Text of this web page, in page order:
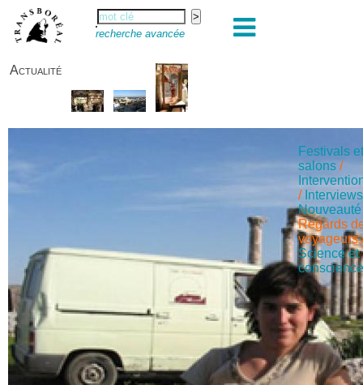
recherche avancée
Actualité
Festivals
salons /
/ Interviews
Nouveauté
Regards
voyageurs
Science et